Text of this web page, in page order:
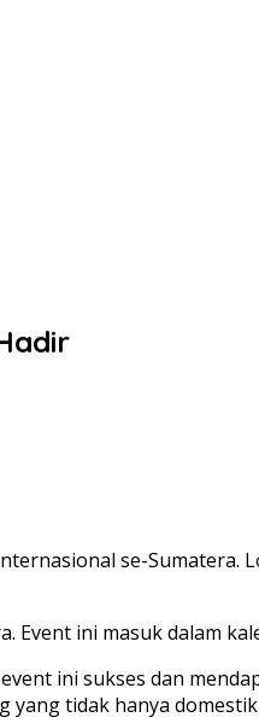
se-
ini masuk dalam
ini sukses dan
yang tidak hanya